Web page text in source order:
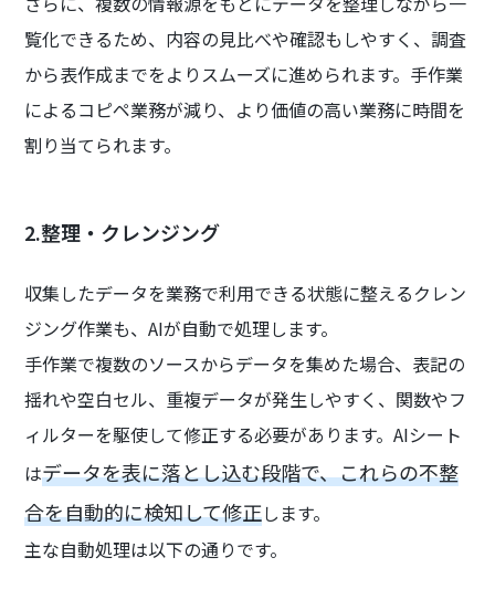
覧化できるため、内容の見比べや確認もしやすく、調査
から表作成までをよりスムーズに進められます。手作業
によるコピペ業務が減り、より価値の高い業務に時間を
割り当てられます。
2.整理・クレンジング
収集したデータを業務で利用できる状態に整えるクレン
ジング作業も、AIが自動で処理します。
手作業で複数のソースからデータを集めた場合、表記の
揺れや空白セル、重複データが発生しやすく、関数やフ
ィルターを駆使して修正する必要があります。AIシート
はデータを表に落とし込む段階で、これらの不整
合を自動的に検知して修正します。
主な自動処理は以下の通りです。